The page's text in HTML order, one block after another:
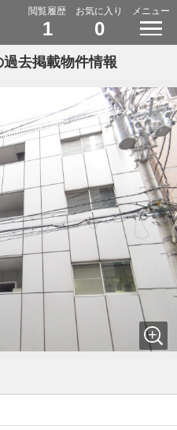
閲覧履歴
1
お気に入り
0
メニュー
去掲載物件情報